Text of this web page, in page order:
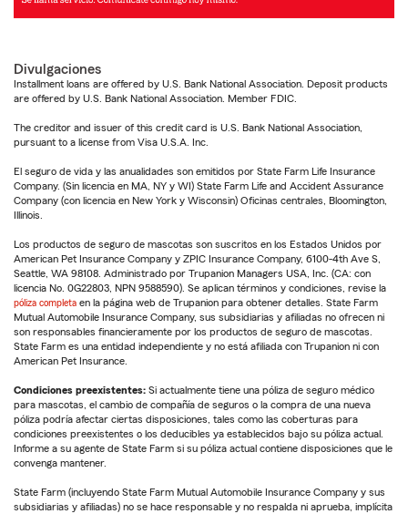
Divulgaciones
Installment loans are offered by U.S. Bank National Association. Deposit products
are offered by U.S. Bank National Association. Member FDIC.
The creditor and issuer of this credit card is U.S. Bank National Association,
pursuant to a license from Visa U.S.A. Inc.
El seguro de vida y las anualidades son emitidos por State Farm Life Insurance
Company. (Sin licencia en MA, NY y WI) State Farm Life and Accident Assurance
Company (con licencia en New York y Wisconsin) Oficinas centrales, Bloomington,
Illinois.
Los productos de seguro de mascotas son suscritos en los Estados Unidos por
American Pet Insurance Company y ZPIC Insurance Company, 6100-4th Ave S,
Seattle, WA 98108. Administrado por Trupanion Managers USA, Inc. (CA: con
licencia No. 0G22803, NPN 9588590). Se aplican términos y condiciones, revise la
póliza completa en la página web de Trupanion para obtener detalles. State Farm
Mutual Automobile Insurance Company, sus subsidiarias y afiliadas no ofrecen ni
son responsables financieramente por los productos de seguro de mascotas.
State Farm es una entidad independiente y no está afiliada con Trupanion ni con
American Pet Insurance.
Condiciones preexistentes: Si actualmente tiene una póliza de seguro médico
para mascotas, el cambio de compañía de seguros o la compra de una nueva
póliza podría afectar ciertas disposiciones, tales como las coberturas para
condiciones preexistentes o los deducibles ya establecidos bajo su póliza actual.
Informe a su agente de State Farm si su póliza actual contiene disposiciones que le
convenga mantener.
State Farm (incluyendo State Farm Mutual Automobile Insurance Company y sus
subsidiarias y afiliadas) no se hace responsable y no respalda ni aprueba, implícita